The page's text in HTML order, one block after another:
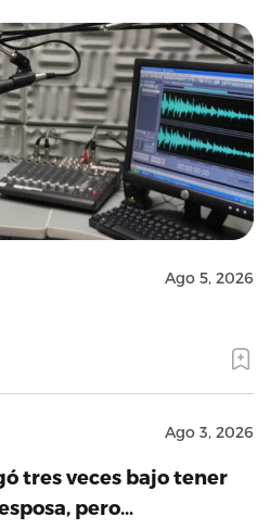
Ago 5, 2026
Ago 3, 2026
tres veces bajo tener
pero…